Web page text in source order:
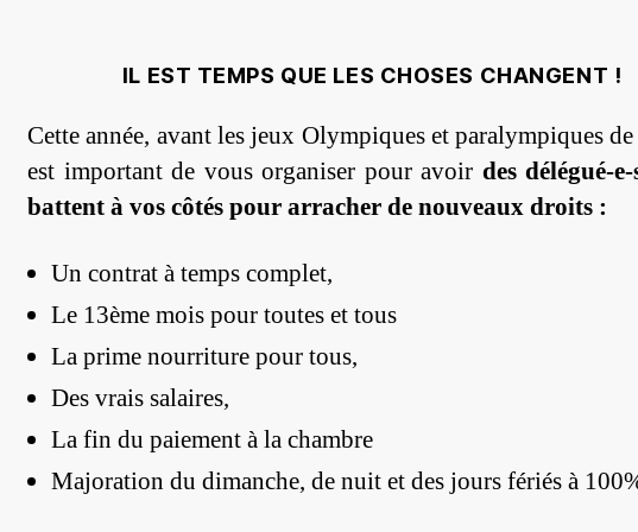
IL EST TEMPS QUE LES CHOSES CHANGENT !
Cette année, avant les jeux Olympiques et paralympiques
est important de vous organiser pour avoir des délégué-
battent à vos côtés pour arracher de nouveaux droits :
Un contrat à temps complet,
Le 13ème mois pour toutes et tous
La prime nourriture pour tous,
Des vrais salaires,
La fin du paiement à la chambre
Majoration du dimanche, de nuit et des jours fériés à